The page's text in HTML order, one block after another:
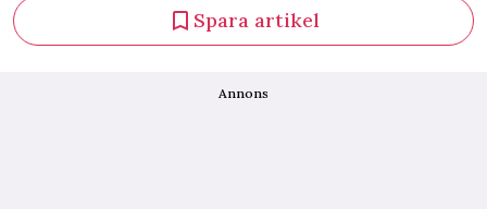
Spara artikel
Annons